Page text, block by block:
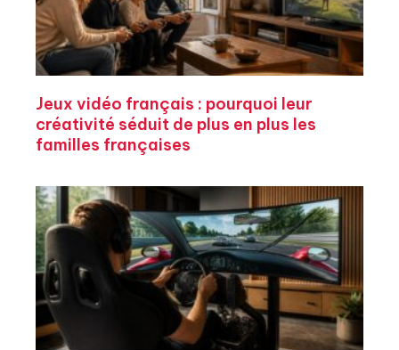
Jeux vidéo français : pourquoi leur
créativité séduit de plus en plus les
familles françaises